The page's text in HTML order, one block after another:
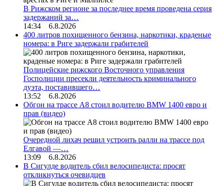
В Рижском регионе за последнее время проведена серия
задержаний за…
14:34 6.8.2026
400 литров похищенного бензина, наркотики, краденые
номера: в Риге задержали грабителей
Полицейские рижского Восточного управления
Госполиции пресекли деятельность криминального
дуэта, поставившего…
13:52 6.8.2026
Обгон на трассе А8 стоил водителю BMW 1400 евро и
прав (видео)
Очередной лихач решил устроить ралли на трассе под
Елгавой —…
13:09 6.8.2026
В Сигулде водитель сбил велосипедиста: просят
откликнуться очевидцев